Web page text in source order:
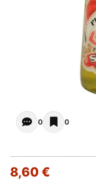
Opiniones - Pour le
0 0
8,60 €